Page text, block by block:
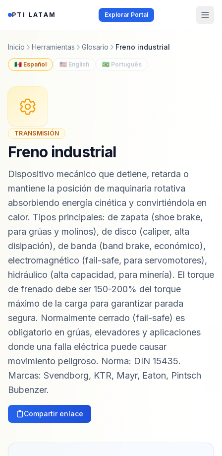
PTI LATAM Explorar Portal
Inicio Herramientas Glosario Freno industrial
🇲🇽 Español 🇺🇸 English 🇧🇷 Português
TRANSMISIÓN
Freno industrial
Dispositivo mecánico que detiene, retarda o
mantiene la posición de maquinaria rotativa
absorbiendo energía cinética y convirtiéndola en
calor. Tipos principales: de zapata (shoe brake,
para grúas y molinos), de disco (caliper, alta
disipación), de banda (band brake, económico),
electromagnético (fail-safe, para servomotores),
hidráulico (alta capacidad, para minería). El torque
de frenado debe ser 150-200% del torque
máximo de la carga para garantizar parada
segura. Normalmente cerrado (fail-safe) es
obligatorio en grúas, elevadores y aplicaciones
donde una falla eléctrica puede causar
movimiento peligroso. Norma: DIN 15435.
Marcas: Svendborg, KTR, Mayr, Eaton, Pintsch
Bubenzer.
Compartir enlace